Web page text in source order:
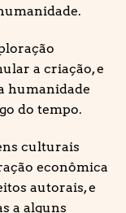
a criação, e
humanidade
do tempo.
culturais
econômica
autorais, e
a alguns